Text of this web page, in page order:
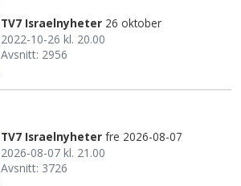
TV7 Israelnyheter 26 oktober
2022-10-26 kl. 20.00
Avsnitt: 2956
TV7 Israelnyheter fre 2026-08-07
2026-08-07 kl. 21.00
Avsnitt: 3726